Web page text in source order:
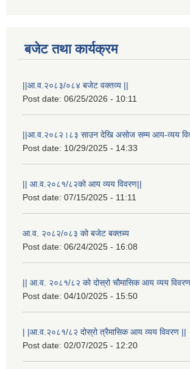
बजेट तथा कार्यक्रम
||आ.व.२०८३/०८४ बजेट वक्तव्य ||
Post date: 06/25/2026 - 10:11
||आ.व.२०८२।८३ साउन देखि असोज सम्म आय-व्यय
Post date: 10/29/2025 - 14:33
|| आ.व.२०८१/८२को आय व्यय विवरण||
Post date: 07/15/2025 - 11:11
आ.व. २०८२/०८३ को बजेट बक्तब्य
Post date: 06/24/2025 - 16:08
|| आ.व. २०८१/८२ को दोस्रो चौमासिक आय व्यय
Post date: 04/10/2025 - 15:50
| |आ.व.२०८१/८२ दोस्रो त्रैमासिक आय व्यय विवरण ||
Post date: 02/07/2025 - 12:20